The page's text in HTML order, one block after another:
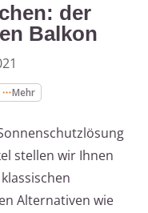
der
Balkon
Mehr
stellen wir Ihnen
Alternativen wie